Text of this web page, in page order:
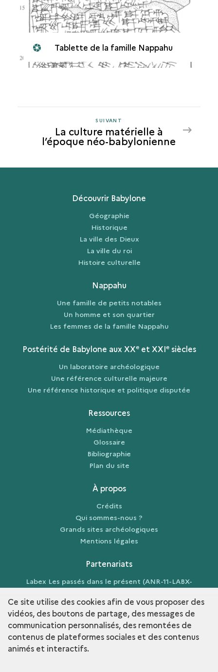
Tablette de la famille Nappahu
SUIVANT
LA
CULTURE
À
BABYLONIENNE
SUIVANT
La culture matérielle à
l’époque néo-babylonienne
Découvrir Babylone
Géographie
Historique
La ville des Dieux
La ville du roi
Histoire culturelle
Nappahu
Une famille de petits notables
Un homme et son quartier
Les femmes de la famille Nappahu
Postérité de Babylone aux XXeet XXIesiècles
Un laboratoire archéologique
Une référence culturelle majeure
Une référence historique et politique disputée
Ressources
Médiathèque
Glossaire
Bibliographie
Plan du site
À propos
Crédits
Qui sommes-nous ?
Grands sites archéologiques
Mentions légales
Partenariats
Labex Les passés dans le présent (ANR-11-LABX-
0026-01)
Découvrir la collection
Ce site utilise des cookies afin de vous proposer des
vidéos, des boutons de partage, des messages de
communication personnalisés, des remontées de
contenus de plateformes sociales et des contenus
animés et interactifs.